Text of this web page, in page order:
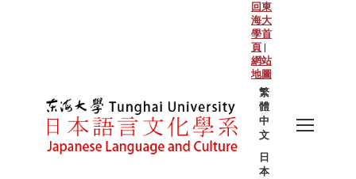
回東
海大
學首
頁 |
網站
地圖
繁
體
中
文
日
本